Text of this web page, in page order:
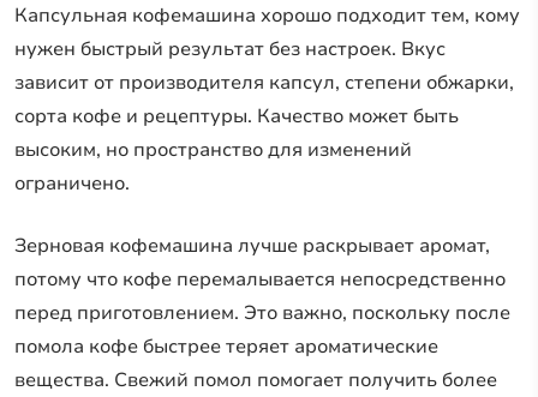
Капсульная кофемашина хорошо подходит тем, кому
нужен быстрый результат без настроек. Вкус
зависит от производителя капсул, степени обжарки,
сорта кофе и рецептуры. Качество может быть
высоким, но пространство для изменений
ограничено.
Зерновая кофемашина лучше раскрывает аромат,
потому что кофе перемалывается непосредственно
перед приготовлением. Это важно, поскольку после
помола кофе быстрее теряет ароматические
вещества. Свежий помол помогает получить более